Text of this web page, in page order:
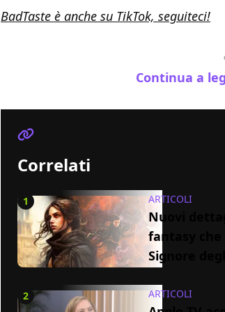
BadTaste è anche su TikTok, seguiteci!
Continua a
Correlati
1 ARTICOLI
Nuovi
fantasy che
Signore
2 ARTICOLI